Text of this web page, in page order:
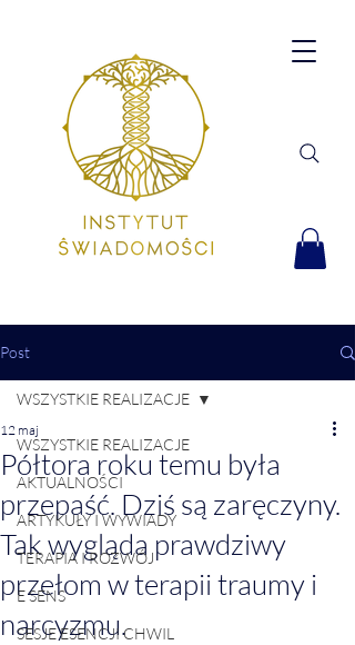
Post
WSZYSTKIE REALIZACJE
AKTUALNOŚCI
ARTYKUŁY I WYWIADY
TERAPIA I ROZWÓJ
E SENS
SESJE ESENCJI CHWIL
WSZYSTKIE REALIZACJE
Półtora roku temu była
przepaść. Dziś są zaręczyny.
Tak wygląda prawdziwy
przełom w terapii traumy i
narcyzmu.
12 maj